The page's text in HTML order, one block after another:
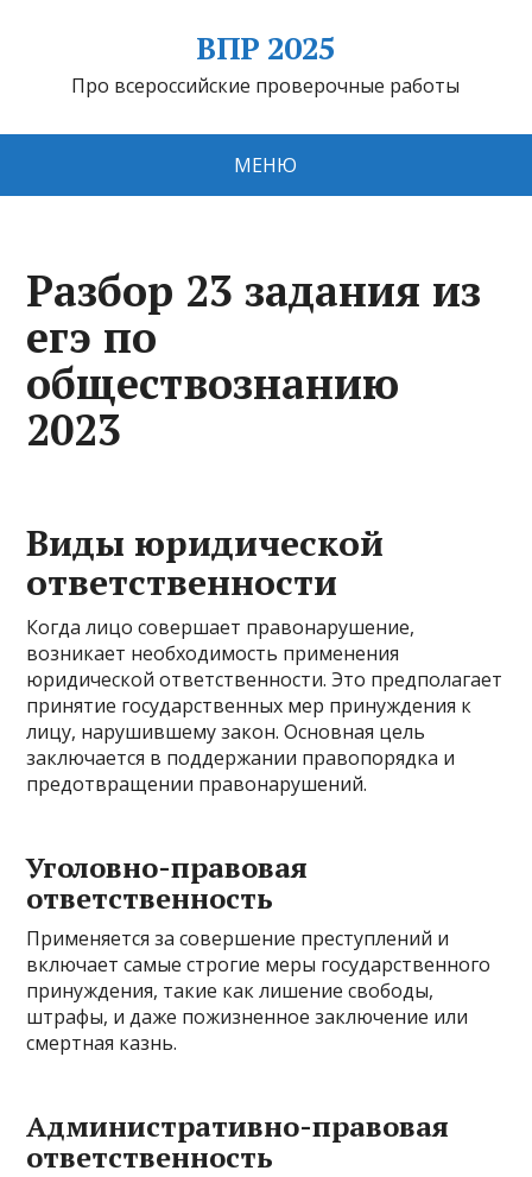
ВПР 2025
Про всероссийские проверочные работы
МЕНЮ
Разбор 23 задания из
егэ по
обществознанию
2023
Виды юридической
ответственности
Когда лицо совершает правонарушение,
возникает необходимость применения
юридической ответственности. Это предполагает
принятие государственных мер принуждения к
лицу, нарушившему закон. Основная цель
заключается в поддержании правопорядка и
предотвращении правонарушений.
Уголовно-правовая
ответственность
Применяется за совершение преступлений и
включает самые строгие меры государственного
принуждения, такие как лишение свободы,
штрафы, и даже пожизненное заключение или
смертная казнь.
Административно-правовая
ответственность